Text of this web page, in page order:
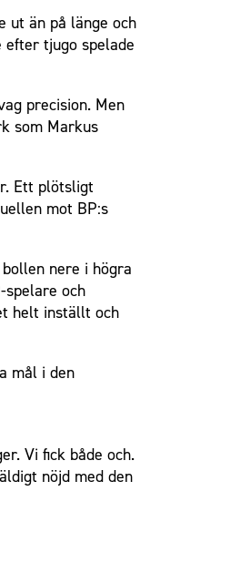
ut än på länge och
tjugo spelade
precision. Men
som Markus
Ett plötsligt
mot BP:s
nere i högra
och
helt inställt och
mål i den
Vi fick både och.
nöjd med den